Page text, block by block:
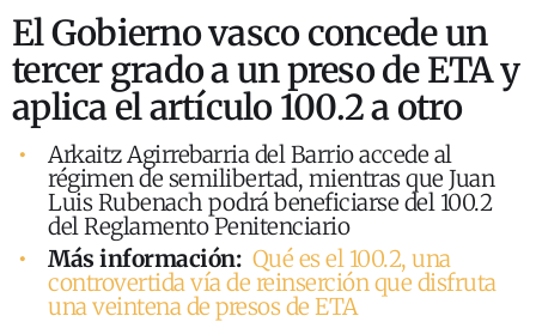
El Gobierno vasco concede un
tercer grado a un preso de ETA y
aplica el artículo 100.2 a otro
Arkaitz Agirrebarria del Barrio accede al
régimen de semilibertad, mientras que Juan
Luis Rubenach podrá beneficiarse del 100.2
del Reglamento Penitenciario
Más información: Qué es el 100.2, una
controvertida vía de reinserción que disfruta
una veintena de presos de ETA